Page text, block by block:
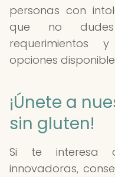
personas con
que no
requerimientos
opciones
¡Únete a
sin gluten!
Si te interesa
innovadoras,